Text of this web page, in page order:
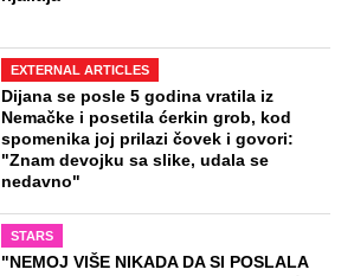
EXTERNAL ARTICLES
Dijana se posle 5 godina vratila iz
Nemačke i posetila ćerkin grob, kod
spomenika joj prilazi čovek i govori:
"Znam devojku sa slike, udala se
nedavno"
STARS
"NEMOJ VIŠE NIKADA DA SI POSLALA